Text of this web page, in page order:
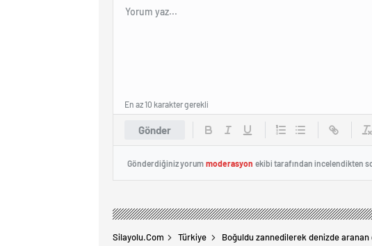
Gönder
En az 10 karakter gerekli
Gönderdiğiniz yorum moderasyon ekibi tarafından incelendikten
Silayolu.com Türkiye Boğuldu zannedilerek denizde